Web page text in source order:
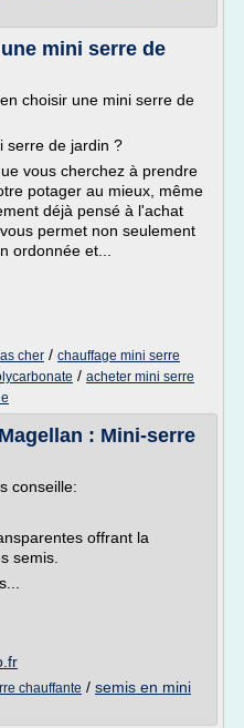
mini serre de
choisir une mini serre de
serre de jardin ?
vous cherchez à prendre
potager au mieux, même
déjà pensé à l'achat
permet non seulement
ordonnée et...
cher / chauffage mini serre
/ acheter mini serre
: Mini-serre
conseille:
offrant la
semis.
chauffante / semis en mini